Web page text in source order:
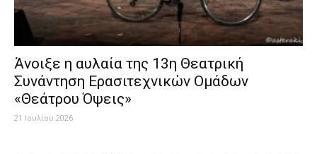
Άνοιξε η αυλαία της 13η Θεατρική
Συνάντηση Ερασιτεχνικών Ομάδων
«Θεάτρου Όψεις»
21 Ιουλίου 2026